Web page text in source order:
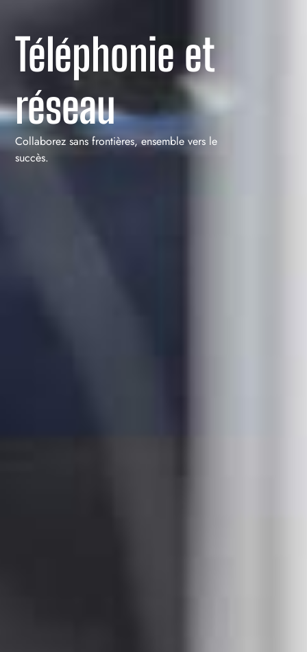
Téléphonie et
réseau
Collaborez sans frontières, ensemble vers le
succès.